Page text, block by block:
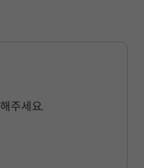
해주세요.